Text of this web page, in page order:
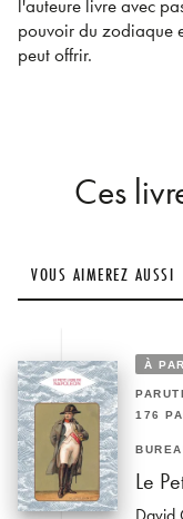
l'auteure livre avec
pouvoir du zodiaque
peut offrir.
Ces
VOUS AIMEREZ AUSSI
À
176
Le